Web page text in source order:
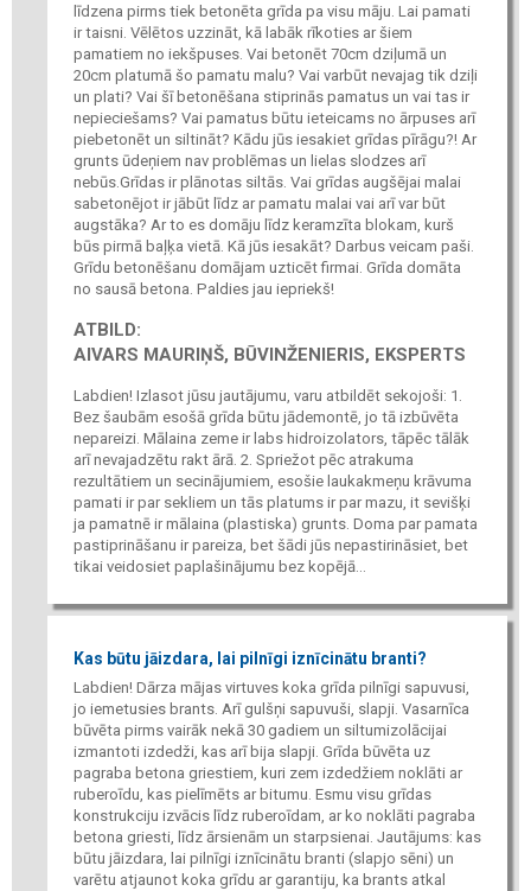
līdzena pirms tiek betonēta grīda pa visu māju. Lai pamati
ir taisni. Vēlētos uzzināt, kā labāk rīkoties ar šiem
pamatiem no iekšpuses. Vai betonēt 70cm dziļumā un
20cm platumā šo pamatu malu? Vai varbūt nevajag tik dziļi
un plati? Vai šī betonēšana stiprinās pamatus un vai tas ir
nepieciešams? Vai pamatus būtu ieteicams no ārpuses arī
piebetonēt un siltināt? Kādu jūs iesakiet grīdas pīrāgu?! Ar
grunts ūdeņiem nav problēmas un lielas slodzes arī
nebūs.Grīdas ir plānotas siltās. Vai grīdas augšējai malai
sabetonējot ir jābūt līdz ar pamatu malai vai arī var būt
augstāka? Ar to es domāju līdz keramzīta blokam, kurš
būs pirmā baļķa vietā. Kā jūs iesakāt? Darbus veicam paši.
Grīdu betonēšanu domājam uzticēt firmai. Grīda domāta
no sausā betona. Paldies jau iepriekš!
ATBILD:
AIVARS MAURIŅŠ, BŪVINŽENIERIS, EKSPERTS
Labdien! Izlasot jūsu jautājumu, varu atbildēt sekojoši: 1.
Bez šaubām esošā grīda būtu jādemontē, jo tā izbūvēta
nepareizi. Mālaina zeme ir labs hidroizolators, tāpēc tālāk
arī nevajadzētu rakt ārā. 2. Spriežot pēc atrakuma
rezultātiem un secinājumiem, esošie laukakmeņu krāvuma
pamati ir par sekliem un tās platums ir par mazu, it sevišķi
ja pamatnē ir mālaina (plastiska) grunts. Doma par pamata
pastiprināšanu ir pareiza, bet šādi jūs nepastirināsiet, bet
tikai veidosiet paplašinājumu bez kopējā...
Kas būtu jāizdara, lai pilnīgi iznīcinātu branti?
Labdien! Dārza mājas virtuves koka grīda pilnīgi sapuvusi,
jo iemetusies brants. Arī gulšņi sapuvuši, slapji. Vasarnīca
būvēta pirms vairāk nekā 30 gadiem un siltumizolācijai
izmantoti izdedži, kas arī bija slapji. Grīda būvēta uz
pagraba betona griestiem, kuri zem izdedžiem noklāti ar
ruberoīdu, kas pielīmēts ar bitumu. Esmu visu grīdas
konstrukciju izvācis līdz ruberoīdam, ar ko noklāti pagraba
betona griesti, līdz ārsienām un starpsienai. Jautājums: kas
būtu jāizdara, lai pilnīgi iznīcinātu branti (slapjo sēni) un
varētu atjaunot koka grīdu ar garantiju, ka brants atkal